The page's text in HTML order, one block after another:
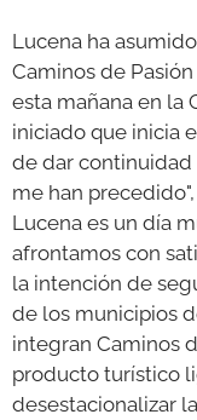
Lucena ha
Caminos de
esta mañana en la
iniciado que inicia
de dar continuidad
me han
Lucena es un día
afrontamos con
la intención de
de los municipios
integran Caminos
producto turístico
desestacionalizar